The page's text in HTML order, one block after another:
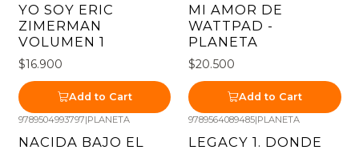
YO SOY ERIC
ZIMERMAN
VOLUMEN 1
$16.900
Add to Cart
MI AMOR DE
WATTPAD -
PLANETA
$20.500
Add to Cart
9789504993797|PLANETA
NACIDA BAJO EL
9789564089485|PLANETA
LEGACY 1. DONDE